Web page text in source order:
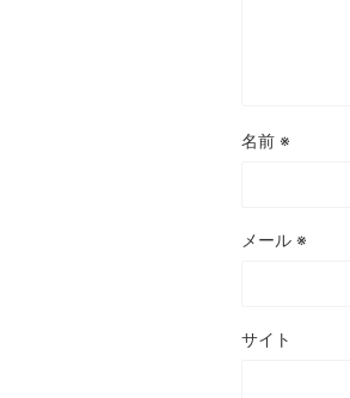
名前 ※
メール ※
サイト